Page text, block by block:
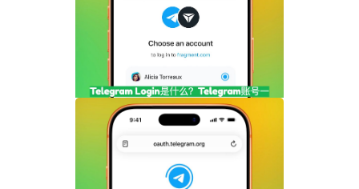
频内容完整指南
一键登录功能全面解析